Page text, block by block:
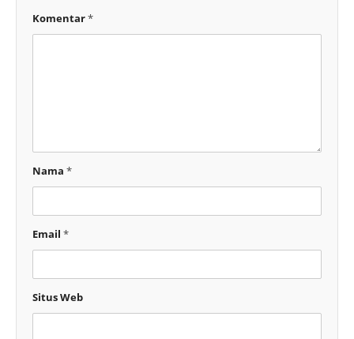
Komentar*
Nama *
Email *
Situs Web